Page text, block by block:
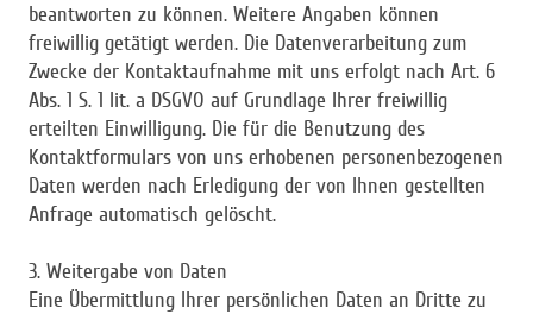
beantworten zu können. Weitere Angaben können
freiwillig getätigt werden. Die Datenverarbeitung zum
Zwecke der Kontaktaufnahme mit uns erfolgt nach Art. 6
Abs. 1 S. 1 lit. a DSGVO auf Grundlage Ihrer freiwillig
erteilten Einwilligung. Die für die Benutzung des
Kontaktformulars von uns erhobenen personenbezogenen
Daten werden nach Erledigung der von Ihnen gestellten
Anfrage automatisch gelöscht.
3. Weitergabe von Daten
Eine Übermittlung Ihrer persönlichen Daten an Dritte zu